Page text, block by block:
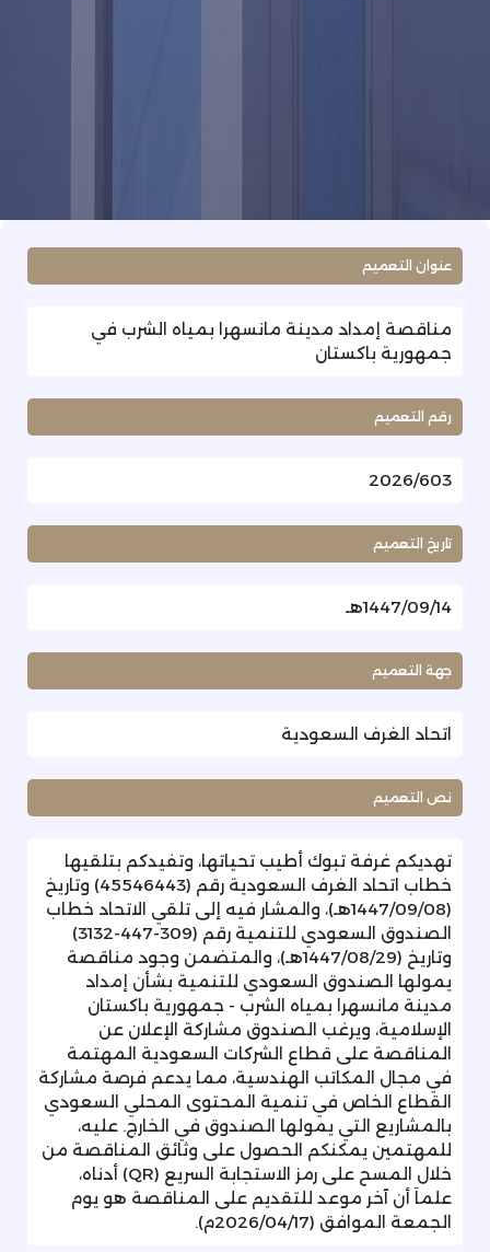
عنوان التعميم
مناقصة إمداد مدينة مانسهرا بمياه الشرب في
جمهورية باكستان
رقم التعميم
2026/603
تاريخ التعميم
1447/09/14هـ
جهة التعميم
اتحاد الغرف السعودية
نص التعميم
تهديكم غرفة تبوك أطيب تحياتها، وتفيدكم بتلقيها
خطاب اتحاد الغرف السعودية رقم (45546443) وتاريخ
(1447/09/08هـ)، والمشار فيه إلى تلقي الاتحاد خطاب
الصندوق السعودي للتنمية رقم (309-447-3132)
وتاريخ (1447/08/29هـ)، والمتضمن وجود مناقصة
يمولها الصندوق السعودي للتنمية بشأن إمداد
مدينة مانسهرا بمياه الشرب - جمهورية باكستان
الإسلامية، ويرغب الصندوق مشاركة الإعلان عن
المناقصة على قطاع الشركات السعودية المهتمة
في مجال المكاتب الهندسية، مما يدعم فرصة مشاركة
القطاع الخاص في تنمية المحتوى المحلي السعودي
بالمشاريع التي يمولها الصندوق في الخارج. عليه،
للمهتمين يمكنكم الحصول على وثائق المناقصة من
خلال المسح على رمز الاستجابة السريع (QR) أدناه،
علماَ أن آخر موعد للتقديم على المناقصة هو يوم
الجمعة الموافق (2026/04/17م).